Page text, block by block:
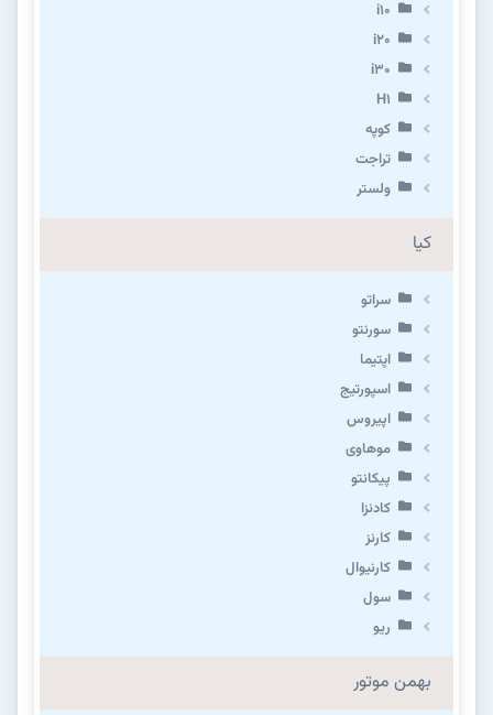
i10
i20
i30
H1
کوپه
تراجت
ولستر
کیا
سراتو
سورنتو
اپتیما
اسپورتیج
اپیروس
موهاوی
پیکانتو
کادنزا
کارنز
کارنیوال
سول
ریو
بهمن موتور